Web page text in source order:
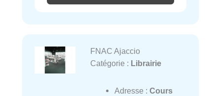
FNAC Ajaccio
Catégorie : Librairie
Adresse : Cours